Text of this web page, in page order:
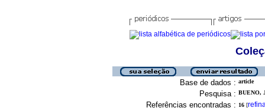
Base de dados : article
Pesquisa : BUENO,
Referências encontradas : 16 [